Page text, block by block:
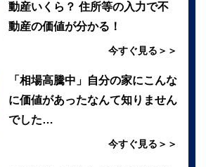
動産いくら？ 住所等の入力で不
動産の価値が分かる！
今すぐ見る＞＞
「相場高騰中」自分の家にこんな
に価値があったなんて知りません
でした…
今すぐ見る＞＞